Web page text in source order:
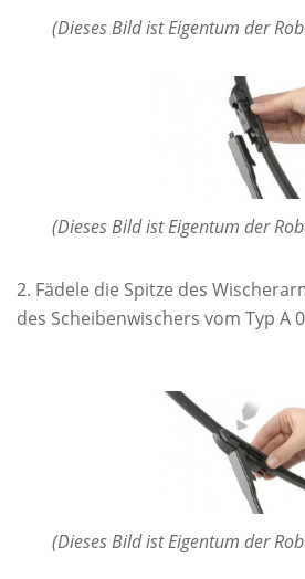
(Dieses Bild ist Eigentum der
(Dieses Bild ist Eigentum der
Fädele die Spitze des
des Scheibenwischers vom Typ A
(Dieses Bild ist Eigentum der